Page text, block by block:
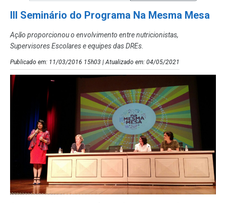
III Seminário do Programa Na Mesma Mesa
Ação proporcionou o envolvimento entre nutricionistas,
Supervisores Escolares e equipes das DREs.
Publicado em: 11/03/2016 15h03 | Atualizado em: 04/05/2021